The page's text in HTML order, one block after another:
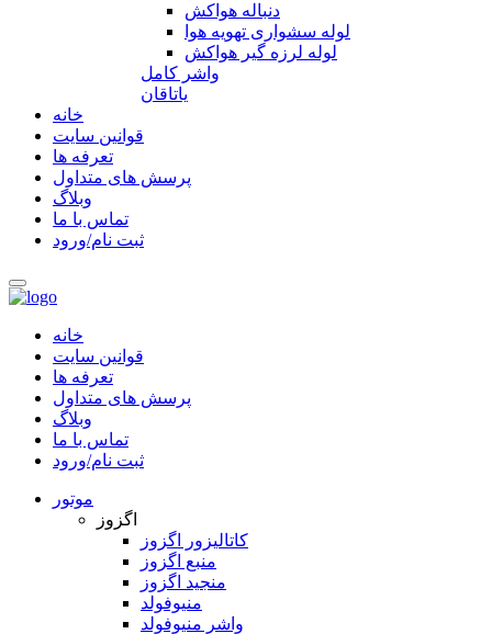
دنباله هواکش
لوله سشواری تهویه هوا
لوله لرزه گیر هواکش
واشر کامل
یاتاقان
خانه
قوانین سایت
تعرفه ها
پرسش های متداول
وبلاگ
تماس با ما
ثبت نام/ورود
خانه
قوانین سایت
تعرفه ها
پرسش های متداول
وبلاگ
تماس با ما
ثبت نام/ورود
موتور
اگزوز
کاتالیزور اگزوز
منبع اگزوز
منجید اگزوز
منیوفولد
واشر منیوفولد